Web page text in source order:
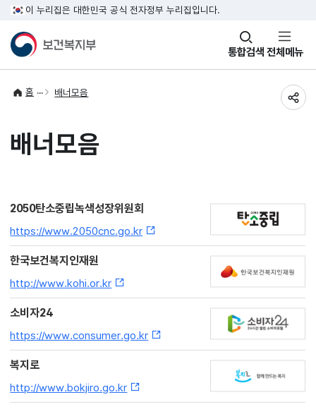
이 누리집은 대한민국 공식 전자정부 누리집입니다.
통합검색
창
열기 전체메뉴
홈 배너모음
배너모음
2050탄소중립녹색성장위원회
https://www.2050cnc.go.kr
한국보건복지인재원
http://www.kohi.or.kr
소비자24
https://www.consumer.go.kr
복지로
http://www.bokjiro.go.kr